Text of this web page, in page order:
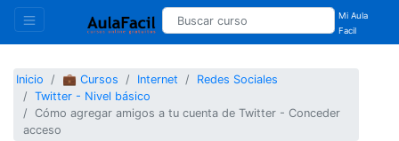
Mi Aula
Facil
Inicio 💼 Cursos Internet
Redes Sociales
Twitter - Nivel básico
Cómo agregar amigos a tu cuenta de Twitter - Conceder
acceso